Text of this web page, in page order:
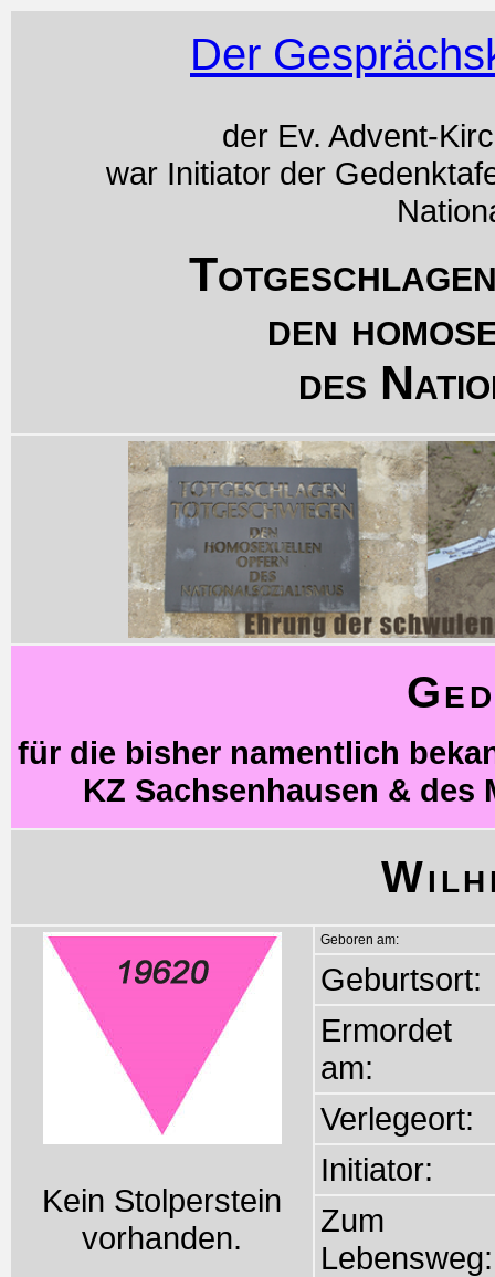
Der
der Ev. Advent-
war Initiator der
den
des
für die bisher namentlich
KZ Sachsenhausen & des
Kein Stolperstein
vorhanden.
Geboren am:
Geburtsort:
Ermordet
am:
Verlegeort:
Initiator:
Zum
Lebensweg: